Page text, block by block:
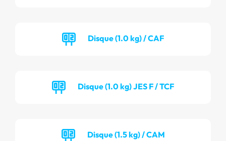
Disque (1.0 kg) / CAF
Disque (1.0 kg) JES F / TCF
Disque (1.5 kg) / CAM